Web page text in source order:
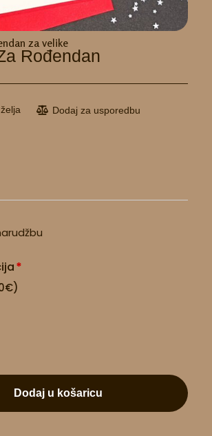
za velike
Rođendan
Dodaj za usporedbu
*
€)
Dodaj u košaricu